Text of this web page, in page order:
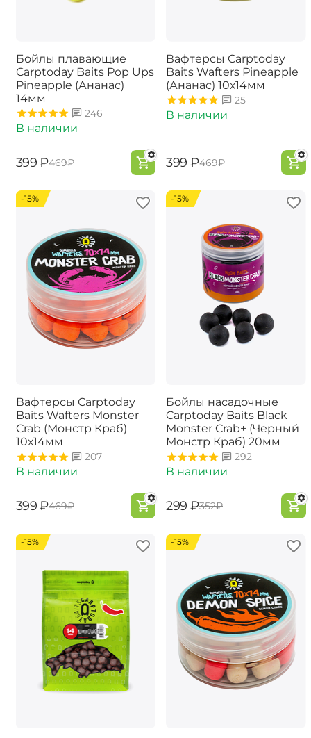
Бойлы плавающие
Carptoday Baits Pop Ups
Pineapple (Ананас)
14мм
246
В наличии
‍399‍ ₽‍469‍₽
Вафтерсы Carptoday
Baits Wafters Pineapple
(Ананас) 10х14мм
25
В наличии
‍399‍ ₽‍469‍₽
-15%
Вафтерсы Carptoday
Baits Wafters Monster
Crab (Монстр Краб)
10х14мм
207
В наличии
‍399‍ ₽‍469‍₽
-15%
Бойлы насадочные
Carptoday Baits Black
Monster Crab+ (Черный
Монстр Краб) 20мм
292
В наличии
‍299‍ ₽‍352‍₽
-15% -15%